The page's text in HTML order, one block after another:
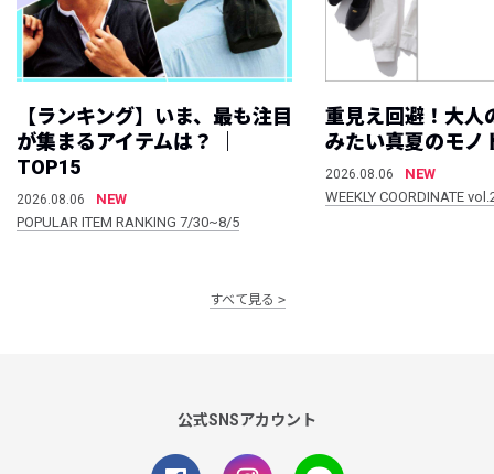
【ランキング】いま、最も注目
が集まるアイテムは？ ｜
TOP15
2026.08.06
NEW
POPULAR ITEM RANKING 7/30~8/5
重見え回避！大人
みたい真夏のモノ
2026.08.06
NEW
WEEKLY COORDINATE
すべて見る
公式SNSアカウント